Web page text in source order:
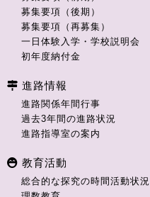
募集要項（後期）
募集要項（再募集）
一日体験入学・学校説明会
初年度納付金
進路情報
進路関係年間行事
過去3年間の進路状況
進路指導室の案内
教育活動
総合的な探究の時間活動状況